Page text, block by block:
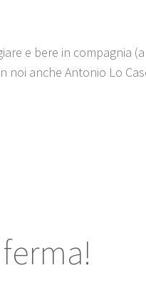
e bere in compagnia (a
noi anche Antonio Lo